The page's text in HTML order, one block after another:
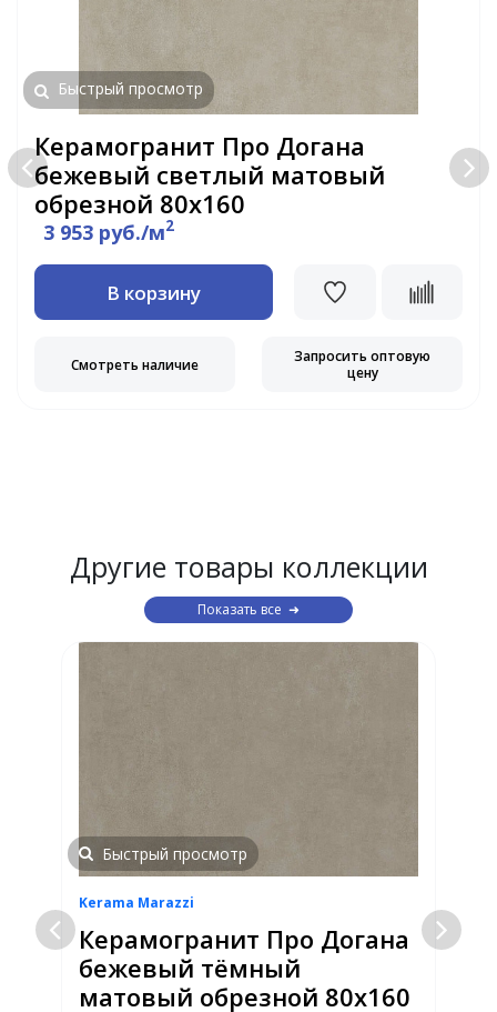
Быстрый просмотр
Керамогранит Про Догана
бежевый светлый матовый
обрезной 80х160
3 953 руб./м2
В корзину
Смотреть наличие
Запросить оптовую
цену
Другие товары коллекции
Показать все
Быстрый просмотр
Kerama Marazzi
Керамогранит Про Догана
бежевый тёмный
матовый обрезной 80х160